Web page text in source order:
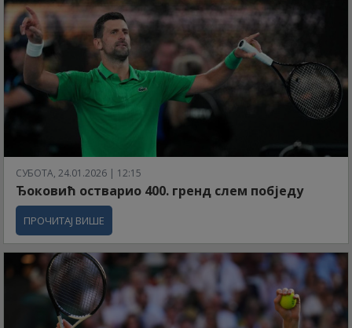
СУБОТА, 24.01.2026 | 12:15
Ђоковић остварио 400. гренд слем побједу
ПРОЧИТАЈ ВИШЕ